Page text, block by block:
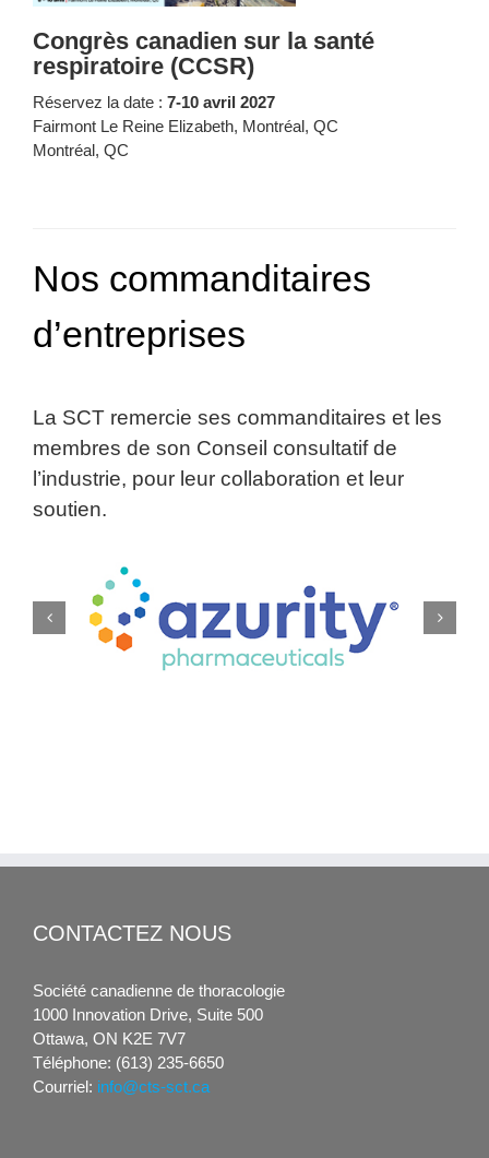
Congrès canadien sur la santé
respiratoire (CCSR)
Réservez la date : 7-10 avril 2027
Fairmont Le Reine Elizabeth, Montréal, QC
Montréal, QC
Nos commanditaires
d’entreprises
La SCT remercie ses commanditaires et les
membres de son Conseil consultatif de
l’industrie, pour leur collaboration et leur
soutien.
CONTACTEZ NOUS
Société canadienne de thoracologie
1000 Innovation Drive, Suite 500
Ottawa, ON K2E 7V7
Téléphone: (613) 235-6650
Courriel: info@cts-sct.ca